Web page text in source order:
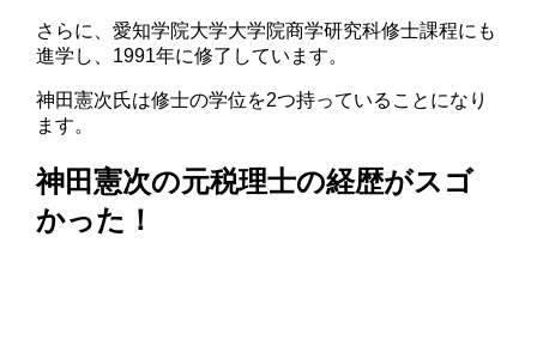
さらに、愛知学院大学大学院商学研究科修士課程にも
進学し、1991年に修了しています。
神田憲次氏は修士の学位を2つ持っていることになり
ます。
神田憲次の元税理士の経歴がスゴ
かった！